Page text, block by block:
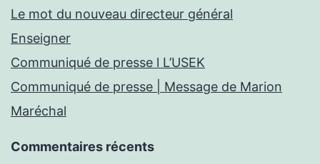
Le mot du nouveau directeur général
Enseigner
Communiqué de presse l L’USEK
Communiqué de presse | Message de Marion
Maréchal
Commentaires récents